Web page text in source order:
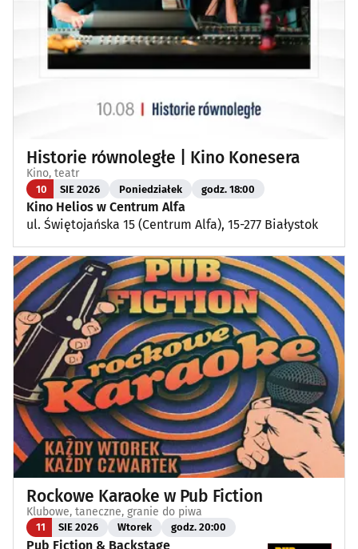
Historie równoległe | Kino Konesera
Kino, teatr
10 SIE 2026 Poniedziałek godz. 18:00
Kino Helios w Centrum Alfa
ul. Świętojańska 15 (Centrum Alfa), 15-277 Białystok
Rockowe Karaoke w Pub Fiction
Klubowe, taneczne, granie do piwa
11 SIE 2026 Wtorek godz. 20:00
Pub Fiction & Backstage